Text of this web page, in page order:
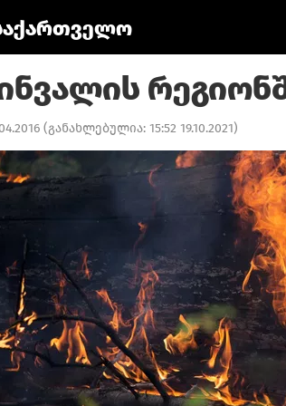
(განახლებულია: 15:52 19.10.2021)